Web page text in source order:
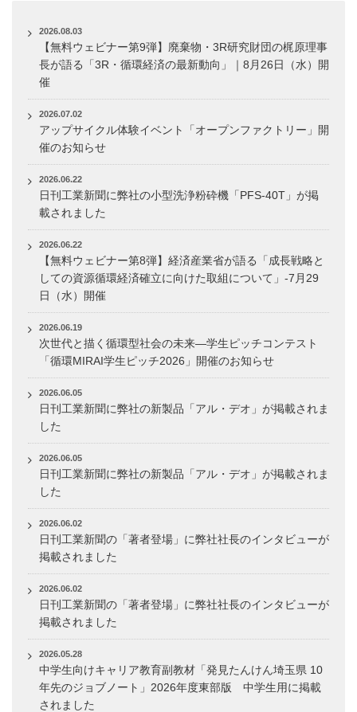
2026.08.03
【無料ウェビナー第9弾】廃棄物・3R研究財団の梶原理事
長が語る「3R・循環経済の最新動向」｜8月26日（水）開
催
2026.07.02
アップサイクル体験イベント「オープンファクトリー」開
催のお知らせ
2026.06.22
日刊工業新聞に弊社の小型洗浄粉砕機「PFS-40T」が掲
載されました
2026.06.22
【無料ウェビナー第8弾】経済産業省が語る「成長戦略と
しての資源循環経済確立に向けた取組について」-7月29
日（水）開催
2026.06.19
次世代と描く循環型社会の未来―学生ピッチコンテスト
「循環MIRAI学生ピッチ2026」開催のお知らせ
2026.06.05
日刊工業新聞に弊社の新製品「アル・デオ」が掲載されま
した
2026.06.05
日刊工業新聞に弊社の新製品「アル・デオ」が掲載されま
した
2026.06.02
日刊工業新聞の「著者登場」に弊社社長のインタビューが
掲載されました
2026.06.02
日刊工業新聞の「著者登場」に弊社社長のインタビューが
掲載されました
2026.05.28
中学生向けキャリア教育副教材「発見たんけん埼玉県 10
年先のジョブノート」2026年度東部版 中学生用に掲載
されました